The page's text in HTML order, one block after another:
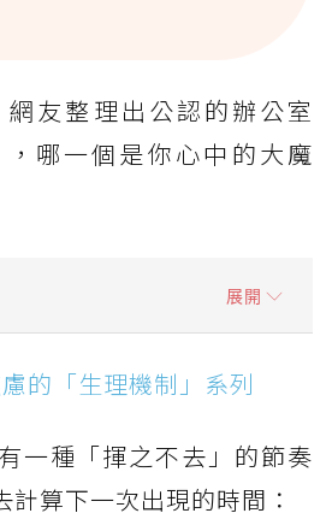
友整理出公認的辦公室
，哪一個是你心中的大魔
展開
「生理機制」系列
的「日常動作」系列
的「生理機制」系列
一種「揮之不去」的節奏
算下一次出現的時間：